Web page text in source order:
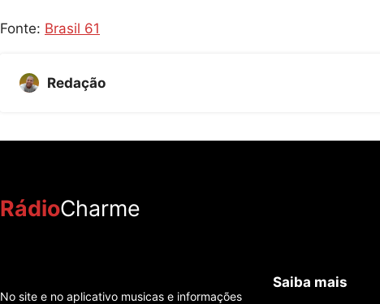
Fonte: Brasil 61
Redação
RádioCharme
No site e no aplicativo musicas e informações
Saiba mais